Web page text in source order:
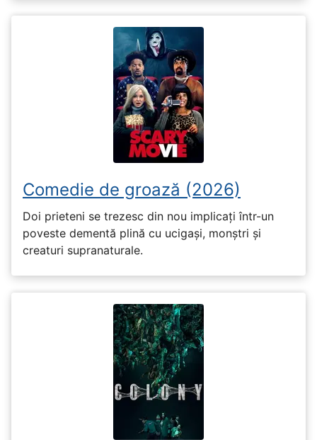
Comedie de groază (2026)
Doi prieteni se trezesc din nou implicați într-un
poveste dementă plină cu ucigași, monștri și
creaturi supranaturale.